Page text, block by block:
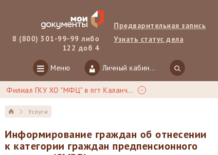
8 (800) 301-99-99 либо
122 доб 4
Предварительная запись
Узнать статус дела
Меню Личный кабинет
Филиал ГКУ ХО "МФЦ" в пгт Каланчак
Услуги
Информирование граждан об отнесении
к категории граждан предпенсионного